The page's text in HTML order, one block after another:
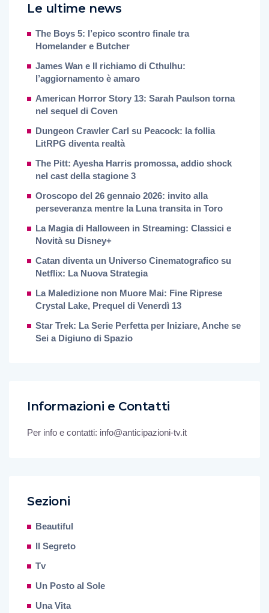
Le ultime news
The Boys 5: l’epico scontro finale tra
Homelander e Butcher
James Wan e Il richiamo di Cthulhu:
l’aggiornamento è amaro
American Horror Story 13: Sarah Paulson torna
nel sequel di Coven
Dungeon Crawler Carl su Peacock: la follia
LitRPG diventa realtà
The Pitt: Ayesha Harris promossa, addio shock
nel cast della stagione 3
Oroscopo del 26 gennaio 2026: invito alla
perseveranza mentre la Luna transita in Toro
La Magia di Halloween in Streaming: Classici e
Novità su Disney+
Catan diventa un Universo Cinematografico su
Netflix: La Nuova Strategia
La Maledizione non Muore Mai: Fine Riprese
Crystal Lake, Prequel di Venerdì 13
Star Trek: La Serie Perfetta per Iniziare, Anche se
Sei a Digiuno di Spazio
Informazioni e Contatti
Per info e contatti: info@anticipazioni-tv.it
Sezioni
Beautiful
Il Segreto
Tv
Un Posto al Sole
Una Vita